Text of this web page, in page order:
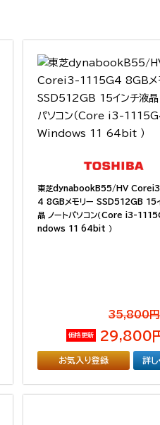
東芝dynabookB55/HV
4 8GBメモリー SSD512GB 15
晶 ノートパソコン（Core i3-
ndows 11 64bit ）
35,800円
価格更新 29,800
お気入り登録 詳し